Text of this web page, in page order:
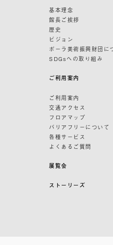
基本理念
館長ご挨拶
歴史
ビジョン
ポーラ美術振興財団に
SDGsへの取り組み
ご利用案内
ご利用案内
交通アクセス
フロアマップ
バリアフリーについて
各種サービス
よくあるご質問
展覧会
ストーリーズ